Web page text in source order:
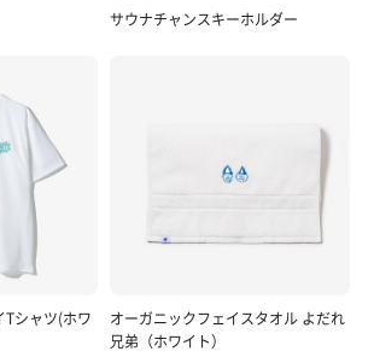
サウナチャンスキーホルダー
シャツ(ホワ
オーガニックフェイスタオル よだれ
兄弟（ホワイト）